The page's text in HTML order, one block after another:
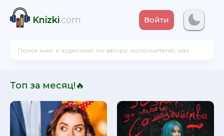
Knizki.com Войти
Топ за месяц!🔥